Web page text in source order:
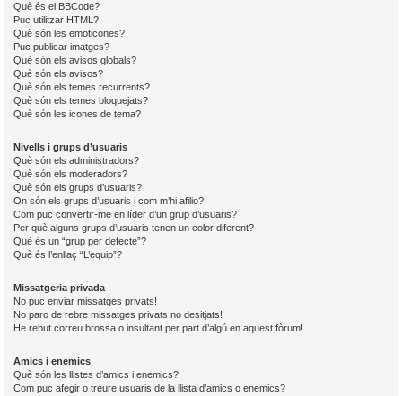
Què és el BBCode?
Puc utilitzar HTML?
Què són les emoticones?
Puc publicar imatges?
Què són els avisos globals?
Què són els avisos?
Què són els temes recurrents?
Què són els temes bloquejats?
Què són les icones de tema?
Nivells i grups d’usuaris
Què són els administradors?
Què són els moderadors?
Què són els grups d’usuaris?
On són els grups d’usuaris i com m’hi afilio?
Com puc convertir-me en líder d’un grup d’usuaris?
Per què alguns grups d’usuaris tenen un color diferent?
Què és un “grup per defecte”?
Què és l’enllaç “L’equip”?
Missatgeria privada
No puc enviar missatges privats!
No paro de rebre missatges privats no desitjats!
He rebut correu brossa o insultant per part d’algú en aquest fòrum!
Amics i enemics
Què són les llistes d’amics i enemics?
Com puc afegir o treure usuaris de la llista d’amics o enemics?